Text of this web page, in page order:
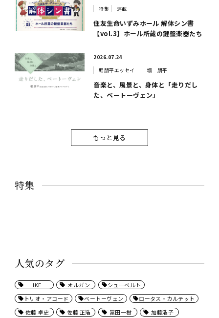
特集
連載
住友生命いずみホール 解体シン書
【vol.3】ホール所蔵の鍵盤楽器たち
2026.07.24
堀朋平エッセイ
堀 朋平
音楽と、風景と、身体と「走りだし
た、ベートーヴェン」
もっと見る
人気のタグ
IKE オルガン
シューベルト
トリオ・アコード
ベートーヴェン
ロータス・カルテット
佐藤 卓史
佐藤 正浩 冨田一樹
加藤浩子
特集